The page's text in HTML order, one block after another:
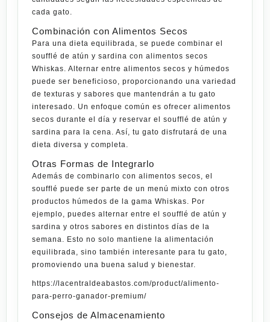
cada gato.
Combinación con Alimentos Secos
Para una dieta equilibrada, se puede combinar el
soufflé de atún y sardina con alimentos secos
Whiskas . Alternar entre alimentos secos y húmedos
puede ser beneficioso, proporcionando una variedad
de texturas y sabores que mantendrán a tu gato
interesado. Un enfoque común es ofrecer alimentos
secos durante el día y reservar el soufflé de atún y
sardina para la cena. Así, tu gato disfrutará de una
dieta diversa y completa.
Otras Formas de Integrarlo
Además de combinarlo con alimentos secos, el
soufflé puede ser parte de un menú mixto con otros
productos húmedos de la gama Whiskas . Por
ejemplo, puedes alternar entre el soufflé de atún y
sardina y otros sabores en distintos días de la
semana. Esto no solo mantiene la alimentación
equilibrada, sino también interesante para tu gato,
promoviendo una buena salud y bienestar.
https://lacentraldeabastos.com/product/alimento-
para-perro-ganador-premium/
Consejos de Almacenamiento